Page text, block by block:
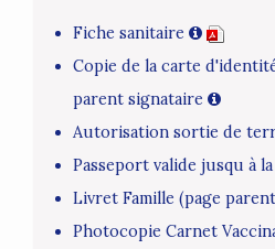
Fiche sanitaire
Copie de la carte
parent signataire
Autorisation sortie de
Passeport valide jusqu à
Livret Famille (page
Photocopie Carnet